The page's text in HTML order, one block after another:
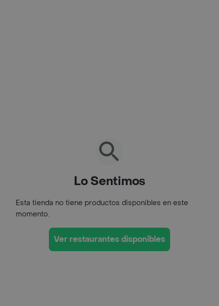
Lo Sentimos
Esta tienda no tiene productos disponibles en este
momento.
Ver restaurantes disponibles